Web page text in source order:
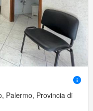
Palermo, Provincia di